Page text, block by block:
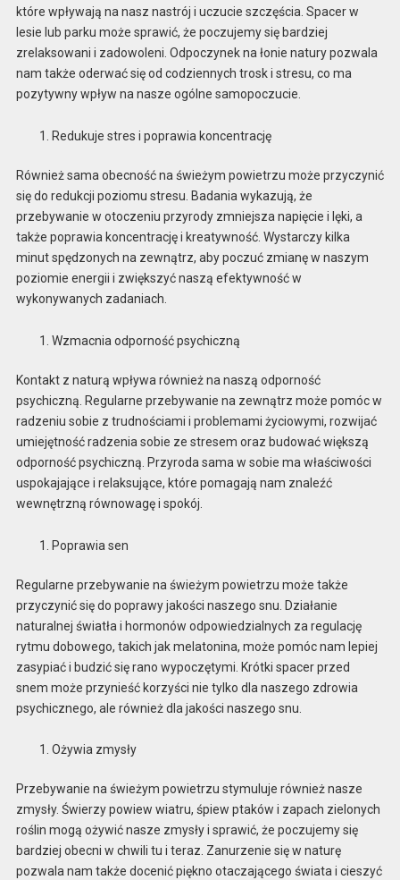
które wpływają na nasz nastrój i uczucie szczęścia. Spacer w
lesie lub parku może sprawić, że poczujemy się bardziej
zrelaksowani i zadowoleni. Odpoczynek na łonie natury pozwala
nam także oderwać się od codziennych trosk i stresu, co ma
pozytywny wpływ na nasze ogólne samopoczucie.
Redukuje stres i poprawia koncentrację
Również sama obecność na świeżym powietrzu może przyczynić
się do redukcji poziomu stresu. Badania wykazują, że
przebywanie w otoczeniu przyrody zmniejsza napięcie i lęki, a
także poprawia koncentrację i kreatywność. Wystarczy kilka
minut spędzonych na zewnątrz, aby poczuć zmianę w naszym
poziomie energii i zwiększyć naszą efektywność w
wykonywanych zadaniach.
Wzmacnia odporność psychiczną
Kontakt z naturą wpływa również na naszą odporność
psychiczną. Regularne przebywanie na zewnątrz może pomóc w
radzeniu sobie z trudnościami i problemami życiowymi, rozwijać
umiejętność radzenia sobie ze stresem oraz budować większą
odporność psychiczną. Przyroda sama w sobie ma właściwości
uspokajające i relaksujące, które pomagają nam znaleźć
wewnętrzną równowagę i spokój.
Poprawia sen
Regularne przebywanie na świeżym powietrzu może także
przyczynić się do poprawy jakości naszego snu. Działanie
naturalnej światła i hormonów odpowiedzialnych za regulację
rytmu dobowego, takich jak melatonina, może pomóc nam lepiej
zasypiać i budzić się rano wypoczętymi. Krótki spacer przed
snem może przynieść korzyści nie tylko dla naszego zdrowia
psychicznego, ale również dla jakości naszego snu.
Ożywia zmysły
Przebywanie na świeżym powietrzu stymuluje również nasze
zmysły. Świerzy powiew wiatru, śpiew ptaków i zapach zielonych
roślin mogą ożywić nasze zmysły i sprawić, że poczujemy się
bardziej obecni w chwili tu i teraz. Zanurzenie się w naturę
pozwala nam także docenić piękno otaczającego świata i cieszyć